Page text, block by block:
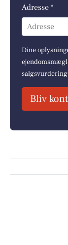
Adresse *
Adresse
Dine
Bliv